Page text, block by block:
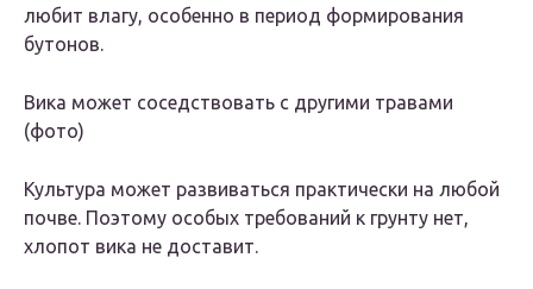
любит влагу, особенно в период формирования
бутонов.
Вика может соседствовать с другими травами
(фото)
Культура может развиваться практически на любой
почве. Поэтому особых требований к грунту нет,
хлопот вика не доставит.